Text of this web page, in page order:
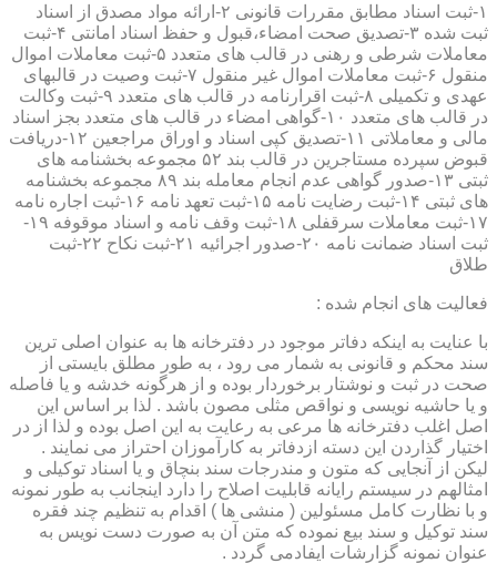
۱-ثبت اسناد مطابق مقررات قانونی ۲-ارائه مواد مصدق از اسناد
ثبت شده ۳-تصدیق صحت امضاء،قبول و حفظ اسناد امانتی ۴-ثبت
معاملات شرطی و رهنی در قالب های متعدد ۵-ثبت معاملات اموال
منقول ۶-ثبت معاملات اموال غیر منقول ۷-ثبت وصیت در قالبهای
عهدی و تکمیلی ۸-ثبت اقرارنامه در قالب های متعدد ۹-ثبت وکالت
در قالب های متعدد ۱۰-گواهی امضاء در قالب های متعدد بجز اسناد
مالی و معاملاتی ۱۱-تصدیق کپی اسناد و اوراق مراجعین ۱۲-دریافت
قبوض سپرده مستاجرین در قالب بند ۵۲ مجموعه بخشنامه های
ثبتی ۱۳-صدور گواهی عدم انجام معامله بند ۸۹ مجموعه بخشنامه
های ثبتی ۱۴-ثبت رضایت نامه ۱۵-ثبت تعهد نامه ۱۶-ثبت اجاره نامه
۱۷-ثبت معاملات سرقفلی ۱۸-ثبت وقف نامه و اسناد موقوفه ۱۹-
ثبت اسناد ضمانت نامه ۲۰-صدور اجرائیه ۲۱-ثبت نکاح ۲۲-ثبت
طلاق
فعالیت های انجام شده :
با عنایت به اینکه دفاتر موجود در دفترخانه ها به عنوان اصلی ترین
سند محکم و قانونی به شمار می رود ، به طور مطلق بایستی از
صحت در ثبت و نوشتار برخوردار بوده و از هرگونه خدشه و یا فاصله
و یا حاشیه نویسی و نواقص مثلی مصون باشد . لذا بر اساس این
اصل اغلب دفترخانه ها مرعی به رعایت به این اصل بوده و لذا از در
اختیار گذاردن این دسته ازدفاتر به کارآموزان احتراز می نمایند .
لیکن از آنجایی که متون و مندرجات سند بنچاق و یا اسناد توکیلی و
امثالهم در سیستم رایانه قابلیت اصلاح را دارد اینجانب به طور نمونه
و با نظارت کامل مسئولین ( منشی ها ) اقدام به تنظیم چند فقره
سند توکیل و سند بیع نموده که متن آن به صورت دست نویس به
عنوان نمونه گزارشات ایفادمی گردد .